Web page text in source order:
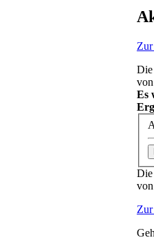
Die
von
Es
Die
von